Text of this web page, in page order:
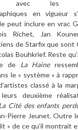
avec les
en vigueur
peut inclure en vrac
Richet, Jan
de Starfix que sont
Bouhkrief. Reste
de La Haine
le « système » à
classé à la
deuxième
Cité des enfants
Pierre Jeunet. Outre
» de ce qu’il montrait